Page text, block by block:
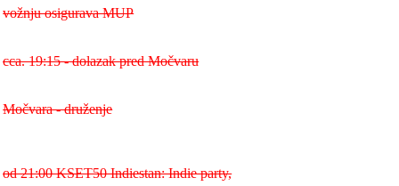
vožnju osigurava MUP
cca. 19:15 - dolazak pred Močvaru
Močvara - druženje
od 21:00 KSET50 Indiestan: Indie party,